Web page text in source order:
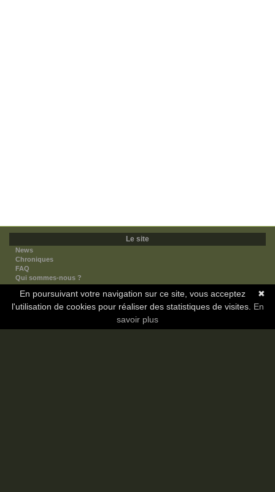
Le site
News
Chroniques
FAQ
Qui sommes-nous ?
Nos partenaires
Faites-nous connaitre
Nous contacter
✖
En poursuivant votre navigation sur ce site, vous acceptez
l'utilisation de cookies pour réaliser des statistiques de visites. En
savoir plus